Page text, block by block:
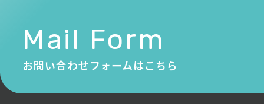
Mail Form
お問い合わせフォームはこちら